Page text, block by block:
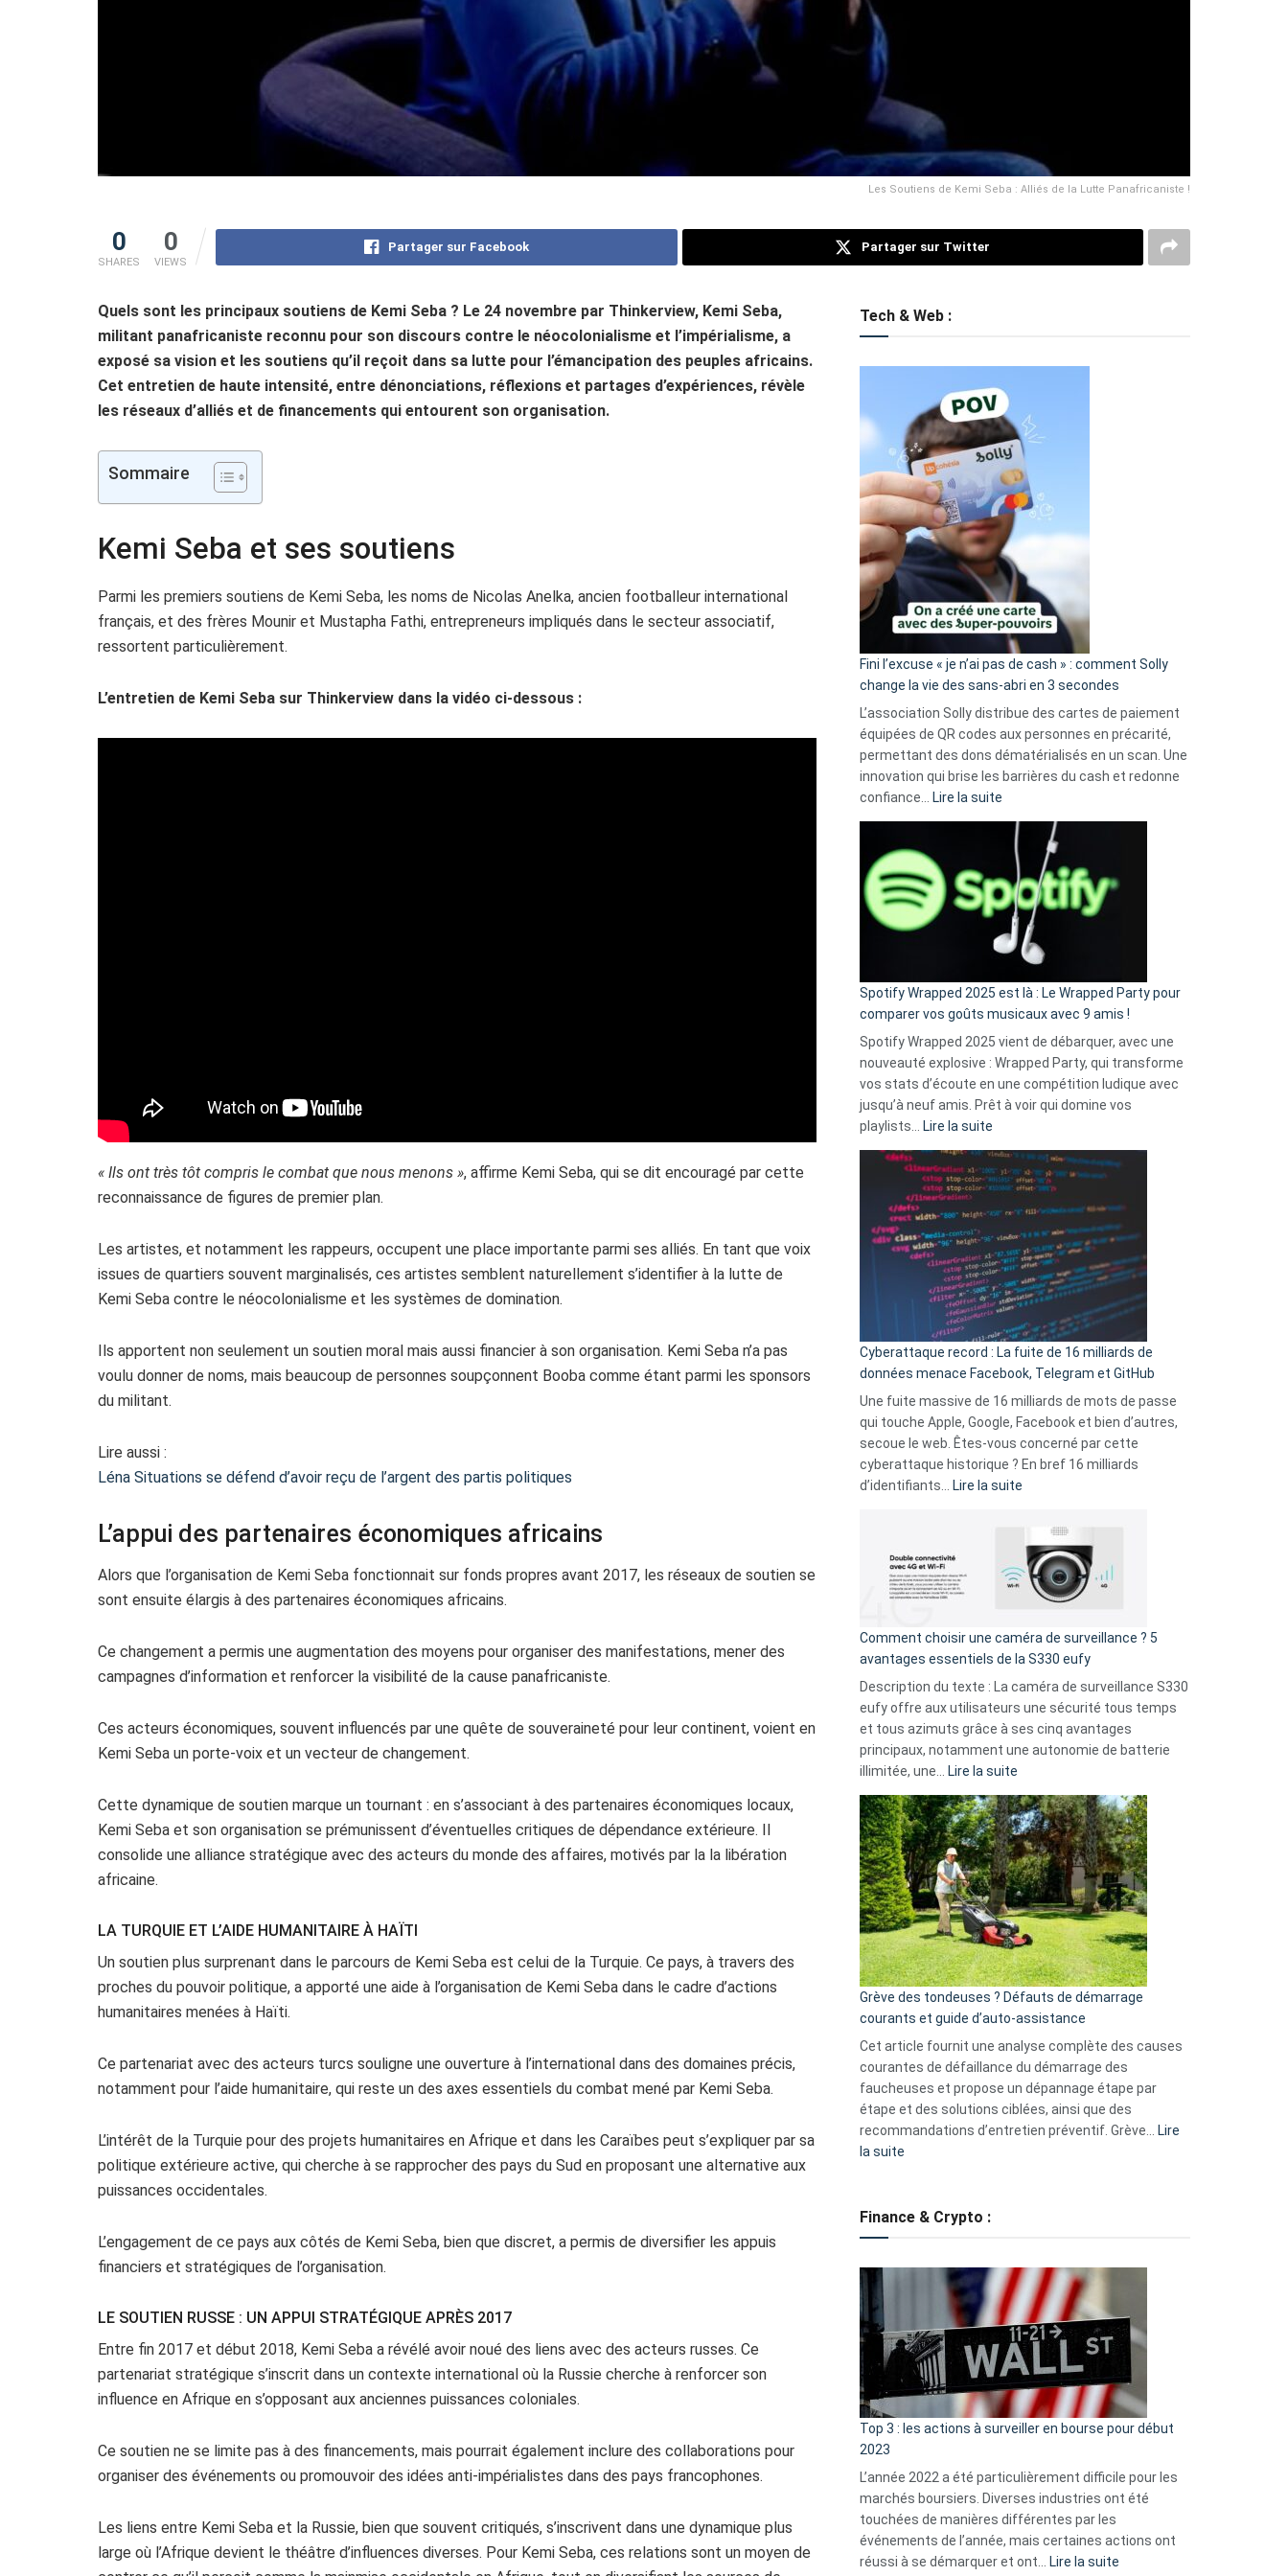
Les Soutiens de Kemi Seba : Alliés de la Lutte Panafricaniste !
0
SHARES
0
VIEWS
Partager sur Facebook Partager sur Twitter
Quels sont les principaux soutiens de Kemi Seba ? Le 24 novembre par Thinkerview, Kemi Seba,
militant panafricaniste reconnu pour son discours contre le néocolonialisme et l’impérialisme, a
exposé sa vision et les soutiens qu’il reçoit dans sa lutte pour l’émancipation des peuples africains.
Cet entretien de haute intensité, entre dénonciations, réflexions et partages d’expériences, révèle
les réseaux d’alliés et de financements qui entourent son organisation.
Sommaire
Kemi Seba et ses soutiens
Parmi les premiers soutiens de Kemi Seba, les noms de Nicolas Anelka, ancien footballeur international
français, et des frères Mounir et Mustapha Fathi, entrepreneurs impliqués dans le secteur associatif,
ressortent particulièrement.
L’entretien de Kemi Seba sur Thinkerview dans la vidéo ci-dessous :
« Ils ont très tôt compris le combat que nous menons », affirme Kemi Seba, qui se dit encouragé par cette
reconnaissance de figures de premier plan.
Les artistes, et notamment les rappeurs, occupent une place importante parmi ses alliés. En tant que voix
issues de quartiers souvent marginalisés, ces artistes semblent naturellement s’identifier à la lutte de
Kemi Seba contre le néocolonialisme et les systèmes de domination.
Ils apportent non seulement un soutien moral mais aussi financier à son organisation. Kemi Seba n’a pas
voulu donner de noms, mais beaucoup de personnes soupçonnent Booba comme étant parmi les sponsors
du militant.
Lire aussi :
Léna Situations se défend d’avoir reçu de l’argent des partis politiques
L’appui des partenaires économiques africains
Alors que l’organisation de Kemi Seba fonctionnait sur fonds propres avant 2017, les réseaux de soutien se
sont ensuite élargis à des partenaires économiques africains.
Ce changement a permis une augmentation des moyens pour organiser des manifestations, mener des
campagnes d’information et renforcer la visibilité de la cause panafricaniste.
Ces acteurs économiques, souvent influencés par une quête de souveraineté pour leur continent, voient en
Kemi Seba un porte-voix et un vecteur de changement.
Cette dynamique de soutien marque un tournant : en s’associant à des partenaires économiques locaux,
Kemi Seba et son organisation se prémunissent d’éventuelles critiques de dépendance extérieure. Il
consolide une alliance stratégique avec des acteurs du monde des affaires, motivés par la la libération
africaine.
LA TURQUIE ET L’AIDE HUMANITAIRE À HAÏTI
Un soutien plus surprenant dans le parcours de Kemi Seba est celui de la Turquie. Ce pays, à travers des
proches du pouvoir politique, a apporté une aide à l’organisation de Kemi Seba dans le cadre d’actions
humanitaires menées à Haïti.
Ce partenariat avec des acteurs turcs souligne une ouverture à l’international dans des domaines précis,
notamment pour l’aide humanitaire, qui reste un des axes essentiels du combat mené par Kemi Seba.
L’intérêt de la Turquie pour des projets humanitaires en Afrique et dans les Caraïbes peut s’expliquer par sa
politique extérieure active, qui cherche à se rapprocher des pays du Sud en proposant une alternative aux
puissances occidentales.
L’engagement de ce pays aux côtés de Kemi Seba, bien que discret, a permis de diversifier les appuis
financiers et stratégiques de l’organisation.
LE SOUTIEN RUSSE : UN APPUI STRATÉGIQUE APRÈS 2017
Entre fin 2017 et début 2018, Kemi Seba a révélé avoir noué des liens avec des acteurs russes. Ce
partenariat stratégique s’inscrit dans un contexte international où la Russie cherche à renforcer son
influence en Afrique en s’opposant aux anciennes puissances coloniales.
Ce soutien ne se limite pas à des financements, mais pourrait également inclure des collaborations pour
organiser des événements ou promouvoir des idées anti-impérialistes dans des pays francophones.
Les liens entre Kemi Seba et la Russie, bien que souvent critiqués, s’inscrivent dans une dynamique plus
large où l’Afrique devient le théâtre d’influences diverses. Pour Kemi Seba, ces relations sont un moyen de
Tech & Web :
Fini l’excuse « je n’ai pas de cash » : comment Solly
change la vie des sans-abri en 3 secondes
L’association Solly distribue des cartes de paiement
équipées de QR codes aux personnes en précarité,
permettant des dons dématérialisés en un scan. Une
innovation qui brise les barrières du cash et redonne
confiance…
Lire la suite
l’excuse
je
n’ai
pas
de
cash
»
Solly
change
la
vie
sans-
abri
en
3
secondes
Spotify Wrapped 2025 est là : Le Wrapped Party pour
comparer vos goûts musicaux avec 9 amis !
Spotify Wrapped 2025 vient de débarquer, avec une
nouveauté explosive : Wrapped Party, qui transforme
vos stats d’écoute en une compétition ludique avec
jusqu’à neuf amis. Prêt à voir qui domine vos
playlists…
Lire la suite
Wrapped
2025
est
:
Le
Wrapped
Party
pour
comparer
vos
goûts
musicaux
avec
9
amis
Cyberattaque record : La fuite de 16 milliards de
données menace Facebook, Telegram et GitHub
Une fuite massive de 16 milliards de mots de passe
qui touche Apple, Google, Facebook et bien d’autres,
secoue le web. Êtes-vous concerné par cette
cyberattaque historique ? En bref 16 milliards
d’identifiants…
Lire la suite
record
La
fuite
16
milliards
données
menace
Facebook,
Telegram
GitHub
Comment choisir une caméra de surveillance ? 5
avantages essentiels de la S330 eufy
Description du texte : La caméra de surveillance S330
eufy offre aux utilisateurs une sécurité tous temps
et tous azimuts grâce à ses cinq avantages
principaux, notamment une autonomie de batterie
illimitée, une…
Lire la suite
choisir
une
caméra
de
surveillance
?
5
avantages
essentiels
de
la
S330
eufy
Grève des tondeuses ? Défauts de démarrage
courants et guide d’auto-assistance
Cet article fournit une analyse complète des causes
courantes de défaillance du démarrage des
faucheuses et propose un dépannage étape par
étape et des solutions ciblées, ainsi que des
recommandations d’entretien préventif. Grève…
Lire
la suite
tondeuses
démarrage
courants
et
guide
d’auto-
assistance
Finance & Crypto :
Top 3 : les actions à surveiller en bourse pour début
2023
L’année 2022 a été particulièrement difficile pour les
marchés boursiers. Diverses industries ont été
touchées de manières différentes par les
événements de l’année, mais certaines actions ont
réussi à se démarquer et ont…
Lire la suite